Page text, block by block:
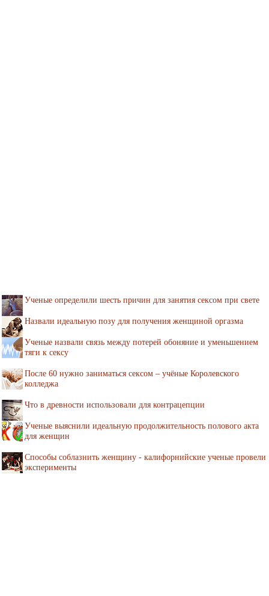
Ученые определили шесть причин для занятия сексом при свете
Назвали идеальную позу для получения женщиной оргазма
Ученые назвали связь между потерей обоняние и уменьшением
тяги к сексу
После 60 нужно заниматься сексом – учёные Королевского
колледжа
Что в древности использовали для контрацепции
Ученые выяснили идеальную продолжительность полового акта
для женщин
Способы соблазнить женщину - калифорнийские ученые провели
эксперименты